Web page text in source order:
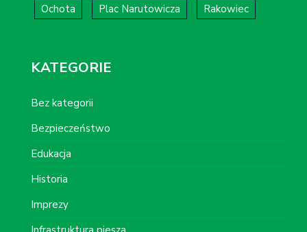
Ochota Plac Narutowicza Rakowiec
KATEGORIE
Bez kategorii
Bezpieczeństwo
Edukacja
Historia
Imprezy